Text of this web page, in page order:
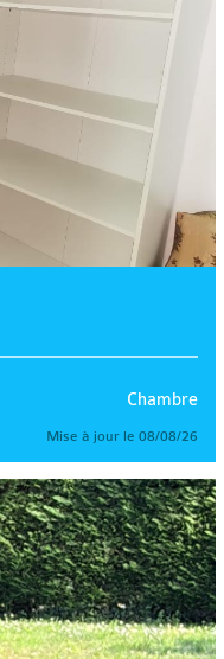
Chambre
Mise à jour le 08/08/26